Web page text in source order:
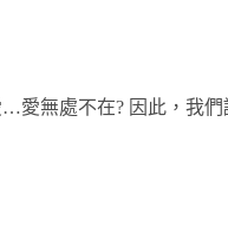
愛無處不在? 因此，我